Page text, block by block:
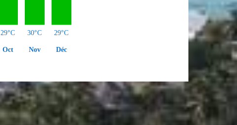
29°C
Oct
30°C
Nov
29°C
Déc